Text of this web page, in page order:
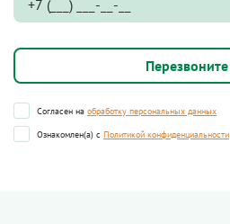
Согласен на обработку персональных данных
Ознакомлен(а) с Политикой конфиденциальности